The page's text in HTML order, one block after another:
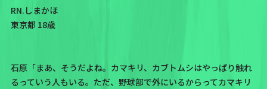
RN.しまかほ
東京都 18歳
石原「まあ、そうだよね。カマキリ、カブトムシはやっぱり触れ
るっていう人もいる。ただ、野球部で外にいるからってカマキリ